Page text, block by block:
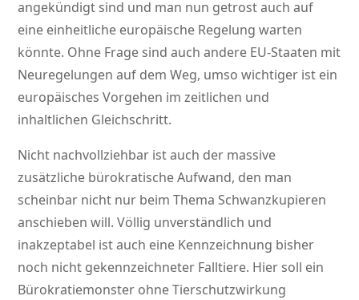
angekündigt sind und man nun getrost auch auf
eine einheitliche europäische Regelung warten
könnte. Ohne Frage sind auch andere EU-Staaten mit
Neuregelungen auf dem Weg, umso wichtiger ist ein
europäisches Vorgehen im zeitlichen und
inhaltlichen Gleichschritt.
Nicht nachvollziehbar ist auch der massive
zusätzliche bürokratische Aufwand, den man
scheinbar nicht nur beim Thema Schwanzkupieren
anschieben will. Völlig unverständlich und
inakzeptabel ist auch eine Kennzeichnung bisher
noch nicht gekennzeichneter Falltiere. Hier soll ein
Bürokratiemonster ohne Tierschutzwirkung